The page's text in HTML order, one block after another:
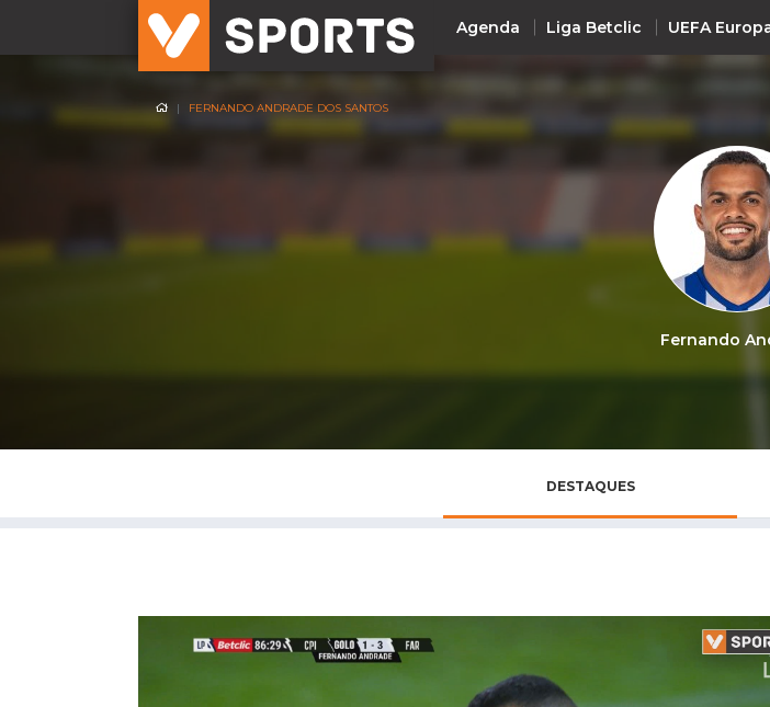
Agenda Liga Betclic UEFA
NACIONAL
UEFA
UEFA Europa
UEFA
Premier League
Saudi Pro League
FERNANDO ANDRADE DOS SANTOS
Fernando
DESTAQUES